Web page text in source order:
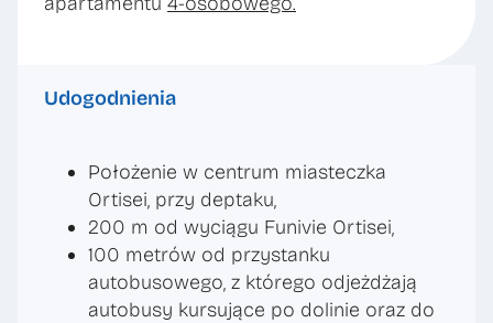
Udogodnienia
Położenie w centrum miasteczka
Ortisei, przy deptaku,
200 m od wyciągu Funivie Ortisei,
100 metrów od przystanku
autobusowego, z którego odjeżdżają
autobusy kursujące po dolinie oraz do